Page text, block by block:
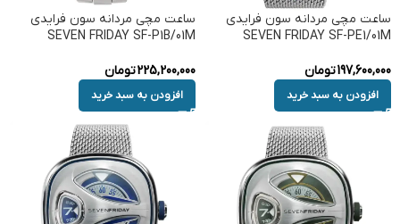
ساعت مچی مردانه سون فرایدی
SEVEN FRIDAY SF-PE1/01M
197,600,000تومان
افزودن به سبد خرید
ساعت مچی مردانه سون فرایدی
SEVEN FRIDAY SF-P1B/01M
225,200,000تومان
افزودن به سبد خرید